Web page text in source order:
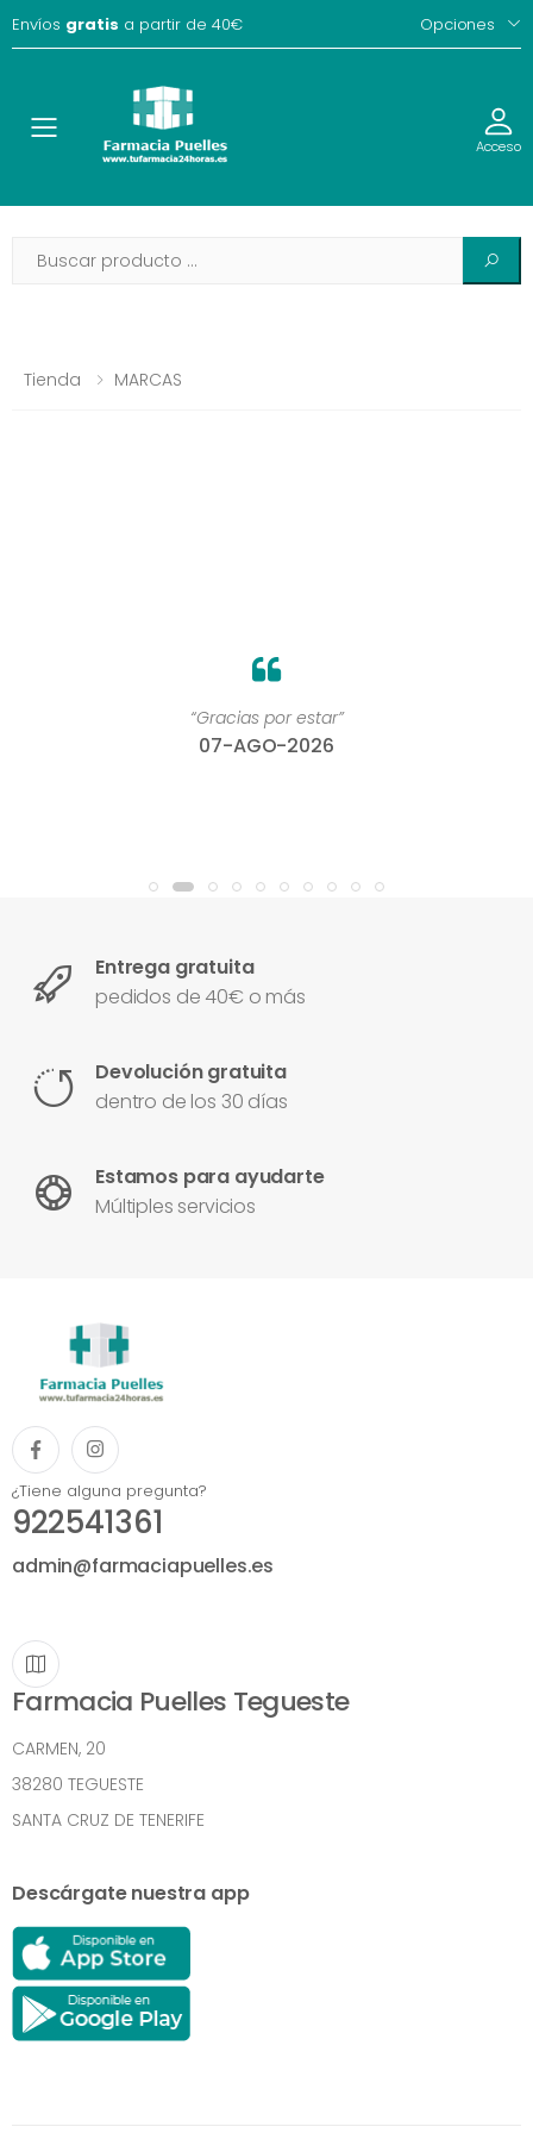
Envíos gratis a partir de 40€ Opciones
Toggle Acceso
Tienda MARCAS
“Gracias por estar”
07-AGO-2026
Entrega gratuita
pedidos de 40€ o más
Devolución gratuita
dentro de los 30 días
Estamos para ayudarte
Múltiples servicios
¿Tiene alguna pregunta?
922541361
admin@farmaciapuelles.es
Farmacia Puelles Tegueste
CARMEN, 20
38280 TEGUESTE
SANTA CRUZ DE TENERIFE
Descárgate nuestra app